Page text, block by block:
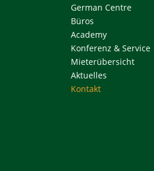
German Centre
Büros
Academy
Konferenz & Service
Mieterübersicht
Aktuelles
Kontakt